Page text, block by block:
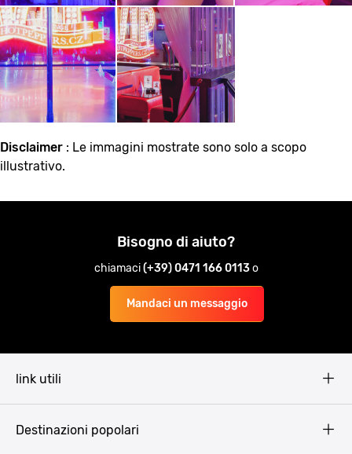
Disclaimer : Le immagini mostrate sono solo a scopo
illustrativo.
Bisogno di aiuto?
chiamaci(+39) 0471 166 0113o
Mandaci un messaggio
link utili
Destinazioni popolari